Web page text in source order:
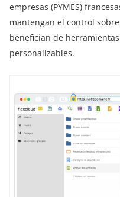
empresas (PYMES)
mantengan el control
benefician de
personalizables.